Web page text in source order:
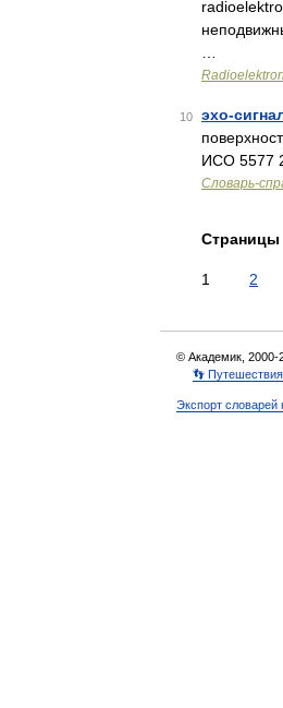
10 эхо-
ИСО 5577
Словарь-
Страницы
1 2
© Академик, 2000-
👣 Путешествия
Экспорт словарей